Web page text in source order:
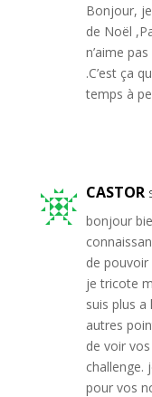
Bonjour,
de Noël
n’aime
.C’est ça
temps à
CASTOR
bonjour
de
je tricote
suis plus
autres
de voir
challenge.
pour vos